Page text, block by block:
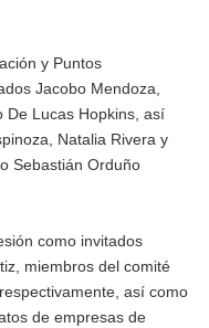
y Puntos
Jacobo Mendoza,
De Lucas Hopkins, así
Natalia Rivera y
Sebastián Orduño
como invitados
miembros del comité
así como
de empresas de